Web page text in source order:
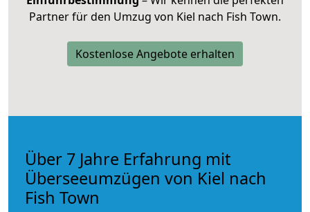
Partner für den Umzug von Kiel nach Fish Town.
Kostenlose Angebote erhalten
Über 7 Jahre Erfahrung mit
Überseeumzügen von Kiel nach
Fish Town